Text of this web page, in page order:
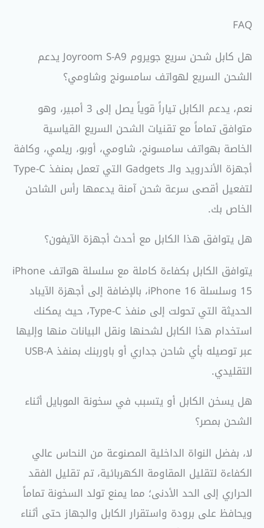
FAQ
هل كابل شحن سريع جويروم Joyroom S-A9 يدعم
الشحن السريع لهواتف سامسونج وشاومي؟
نعم، يدعم الكابل تياراً قوياً يصل إلى 3 أمبير، وهو
متوافق تماماً مع تقنيات الشحن السريع القياسية
الخاصة بهواتف سامسونج، شاومي، أوبو، ريلمي، وكافة
أجهزة الأندرويد والـ Gadgets التي تعمل بمنفذ Type-C
لتفعيل أقصى سرعة شحن آمنة يدعمها رأس الشاحن
الخاص بك.
هل يتوافق هذا الكابل مع أحدث أجهزة الآيفون؟
يتوافق الكابل بكفاءة كاملة مع سلسلة هواتف iPhone
15 وسلسلة iPhone 16، بالإضافة إلى أجهزة الآيباد
الحديثة التي تحولت إلى منفذ Type-C، حيث يمكنك
استخدام هذا الكابل لشحنها ونقل البيانات منها وإليها
عبر توصيله بأي شاحن جداري أو باوربنك بمنفذ USB-A
التقليدي.
هل يسخن الكابل أو يتسبب في سخونة الموبايل أثناء
الشحن بمصر؟
لا، بفضل النواة الداخلية المصنوعة من النحاس عالي
الكفاءة لتقليل المقاومة الكهربائية، تم تقليل الفقد
الحراري إلى الحد الأدنى؛ مما يمنع تولد السخونة تماماً
ويحافظ على برودة واستقرار الكابل والجهاز حتى أثناء